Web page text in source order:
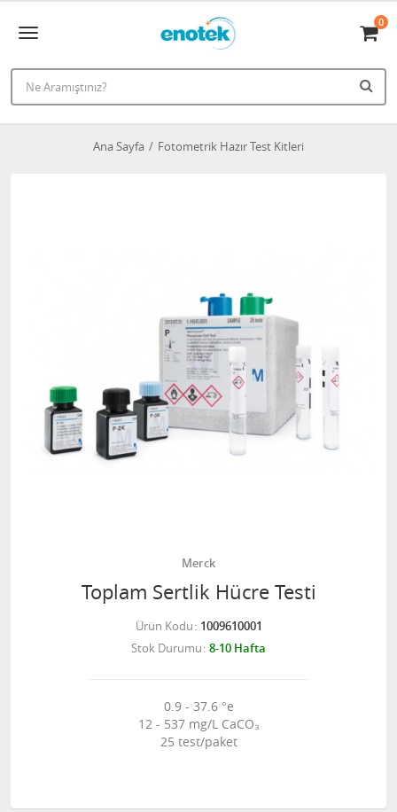
0
Ana Sayfa Fotometrik Hazır Test Kitleri
Merck
Toplam Sertlik Hücre Testi
Ürün Kodu 1009610001
Stok Durumu 8-10 Hafta
0.9 - 37.6 °e
12 - 537 mg/L CaCO₃
25 test/paket